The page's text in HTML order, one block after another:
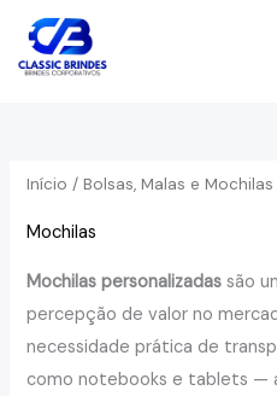
para
Início /Bolsas, Malas e Mochilas
Mochilas
Mochilas personalizadas são
percepção de valor no
necessidade prática de
como notebooks e tablets —